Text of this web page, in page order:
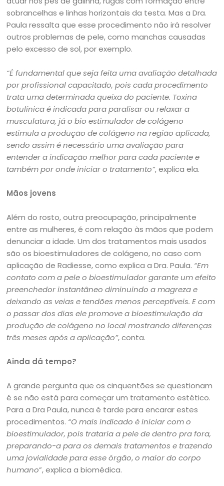
sobrancelhas e linhas horizontais da testa. Mas a Dra.
Paula ressalta que esse procedimento não irá resolver
outros problemas de pele, como manchas causadas
pelo excesso de sol, por exemplo.
“É fundamental que seja feita uma avaliação detalhada
por profissional capacitado, pois cada procedimento
trata uma determinada queixa do paciente. Toxina
botulínica é indicada para paralisar ou relaxar a
musculatura, já o bio estimulador de colágeno
estimula a produção de colágeno na região aplicada,
sendo assim é necessário uma avaliação para
entender a indicação melhor para cada paciente e
também por onde iniciar o tratamento”, explica ela.
Mãos jovens
Além do rosto, outra preocupação, principalmente
entre as mulheres, é com relação às mãos que podem
denunciar a idade. Um dos tratamentos mais usados
são os bioestimuladores de colágeno, no caso com
aplicação de Radiesse, como explica a Dra. Paula. “Em
contato com a pele o bioestimulador garante um efeito
preenchedor instantâneo diminuindo a magreza e
deixando as veias e tendões menos perceptíveis. E com
o passar dos dias ele promove a bioestimulação da
produção de colágeno no local mostrando diferenças
três meses após a aplicação”, conta.
Ainda dá tempo?
A grande pergunta que os cinquentões se questionam
é se não está para começar um tratamento estético.
Para a Dra Paula, nunca é tarde para encarar estes
procedimentos. “O mais indicado é iniciar com o
bioestimulador, pois trataria a pele de dentro pra fora,
preparando-a para os demais tratamentos e trazendo
uma jovialidade para esse órgão,o maior do corpo
humano”, explica a biomédica.